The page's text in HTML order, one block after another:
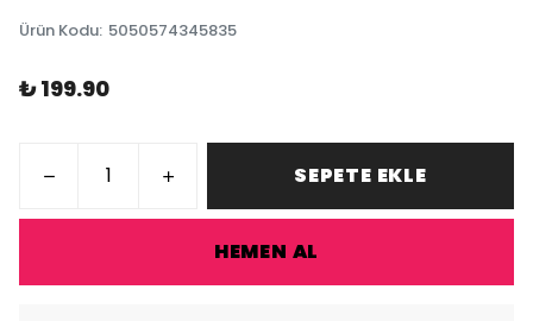
Ürün Kodu: 5050574345835
₺ 199.90
SEPETE EKLE
HEMEN AL